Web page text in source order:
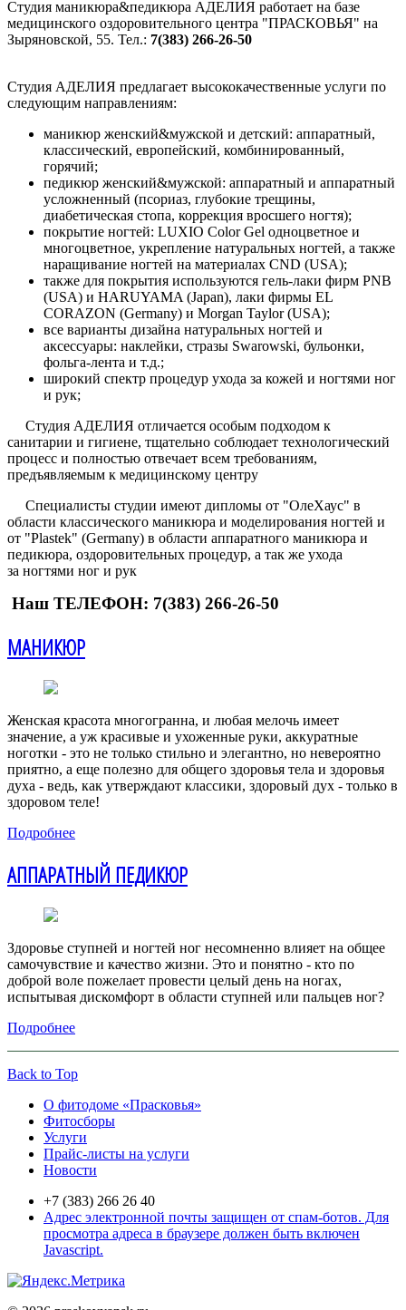
Студия маникюра&педикюра АДЕЛИЯ работает на базе
медицинского оздоровительного центра "ПРАСКОВЬЯ" на
Зыряновской, 55. Тел.: 7(383) 266-26-50
Студия АДЕЛИЯ предлагает высококачественные услуги по
следующим направлениям:
маникюр женский&мужской и детский: аппаратный,
классический, европейский, комбинированный,
горячий;
педикюр женcкий&мужской: аппаратный и аппаратный
усложненный (псориаз, глубокие трещины,
диабетическая стопа, коррекция вросшего ногтя);
покрытие ногтей: LUXIO Color Gel одноцветное и
многоцветное, укрепление натуральных ногтей, а также
наращивание ногтей на материалах CND (USA);
также для покрытия используются гель-лаки фирм PNB
(USA) и HARUYAMA (Japan), лаки фирмы EL
CORAZON (Germany) и Morgan Taylor (USA);
все варианты дизайна натуральных ногтей и
аксессуары: наклейки, стразы Swarowski, бульонки,
фольга-лента и т.д.;
широкий спектр процедур ухода за кожей и ногтями ног
и рук;
Студия АДЕЛИЯ отличается особым подходом к
санитарии и гигиене, тщательно соблюдает технологический
процесс и полностью отвечает всем требованиям,
предъявляемым к медицинскому центру
Специалисты студии имеют дипломы от "ОлеХаус" в
области классического маникюра и моделирования ногтей и
от "Plastek" (Germany) в области аппаратного маникюра и
педикюра, оздоровительных процедур, а так же ухода
за ногтями ног и рук
Наш ТЕЛЕФОН: 7(383) 266-26-50
МАНИКЮР
Женская красота многогранна, и любая мелочь имеет
значение, а уж красивые и ухоженные руки, аккуратные
ноготки - это не только стильно и элегантно, но невероятно
приятно, а еще полезно для общего здоровья тела и здоровья
духа - ведь, как утверждают классики, здоровый дух - только в
здоровом теле!
Подробнее
АППАРАТНЫЙ ПЕДИКЮР
Здоровье ступней и ногтей ног несомненно влияет на общее
самочувствие и качество жизни. Это и понятно - кто по
доброй воле пожелает провести целый день на ногах,
испытывая дискомфорт в области ступней или пальцев ног?
Подробнее
Back to Top
О фитодоме «Прасковья»
Фитосборы
Услуги
Прайс-листы на услуги
Новости
+7 (383) 266 26 40
Адрес электронной почты защищен от спам-ботов. Для
просмотра адреса в браузере должен быть включен
Javascript.